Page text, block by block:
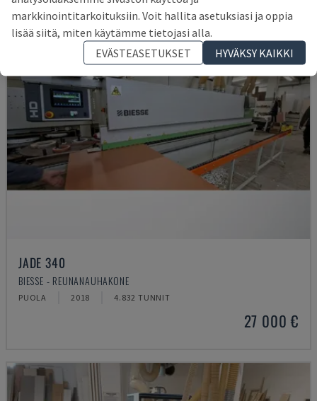
JADE 340
BIESSE - REUNANAUHAKONE
PUOLA 2018 4.832 TUNNIT
27 000 €
markkinointitarkoituksiin. Voit hallita asetuksiasi ja oppia
lisää siitä, miten käytämme tietojasi alla.
EVÄSTEASETUKSET
HYVÄKSY KAIKKI